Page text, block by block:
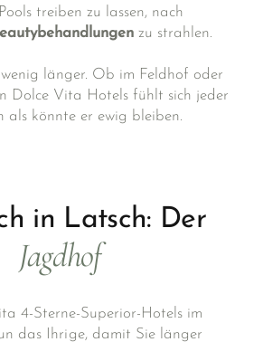
treiben zu lassen, nach
zu strahlen.
länger. Ob im Feldhof oder
Dolce Vita Hotels fühlt sich jeder
als könnte er ewig bleiben.
in Latsch: Der
Jagdhof
4-Sterne-Superior-Hotels im
das Ihrige, damit Sie länger